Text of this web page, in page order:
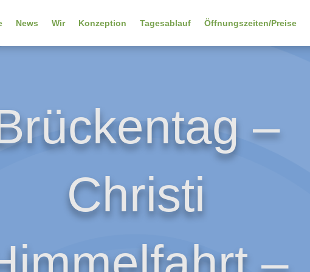
News Wir Konzeption Tagesablauf Öffnungszeiten/Preise
–
Christi